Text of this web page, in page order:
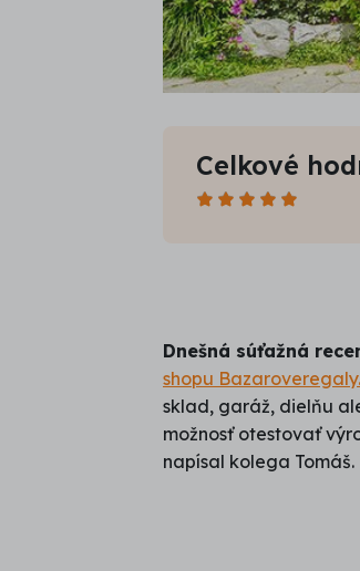
Celkové
Dnešná súťažná
shopu
sklad, garáž, dielňu
možnosť otestovať
napísal kolega Tomáš.